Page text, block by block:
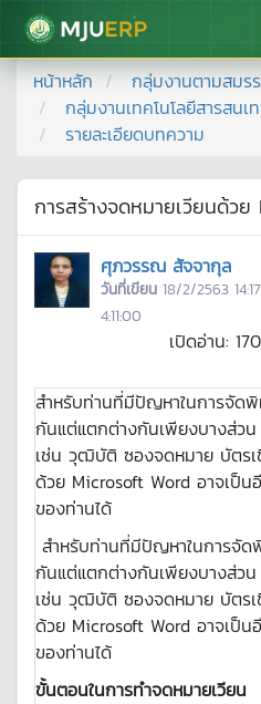
มหาวิทยาลัยแม่โจ้
หน้าหลัก
กลุ่มงานตามสมร
กลุ่มงานเทคโนโลยีสารสนเ
รายละเอียดบทความ
การสร้างจดหมายเวียนด้วย
ศุภวรรณ สัจจากุล
วันที่เขียน 18/2/2563
4:11:00
เปิดอ่าน:
สำหรับท่านที่มีปัญหาในการจัด
กันแต่แตกต่างกันเพียงบางส่ว
เช่น วุฒิบัติ ซองจดหมาย บัตร
ด้วย Microsoft Word อาจเป็น
ของท่านได้
สำหรับท่านที่มีปัญหาในการจัด
กันแต่แตกต่างกันเพียงบางส่ว
เช่น วุฒิบัติ ซองจดหมาย บัตร
ด้วย Microsoft Word อาจเป็น
ของท่านได้
ขั้นตอนในการทำจดหมายเวียน